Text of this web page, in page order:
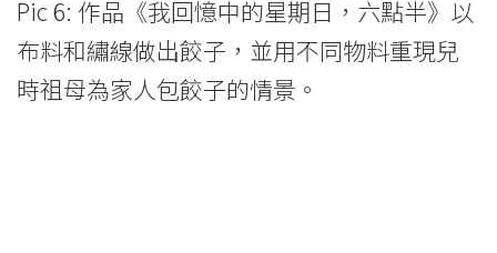
Pic 6: 作品《我回憶中的星期日，六點半》以
布料和繡線做出餃子，並用不同物料重現兒
時祖母為家人包餃子的情景。